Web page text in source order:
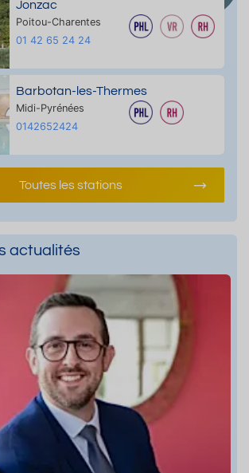
Jonzac
Poitou-Charentes
01 42 65 24 24
Barbotan-les-Thermes
Midi-Pyrénées
0142652424
Toutes les stations
actualités